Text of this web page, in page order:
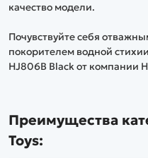
качество модели.
Почувствуйте себя
покорителем водной
HJ806B Black от компании
Преимущества
Toys: